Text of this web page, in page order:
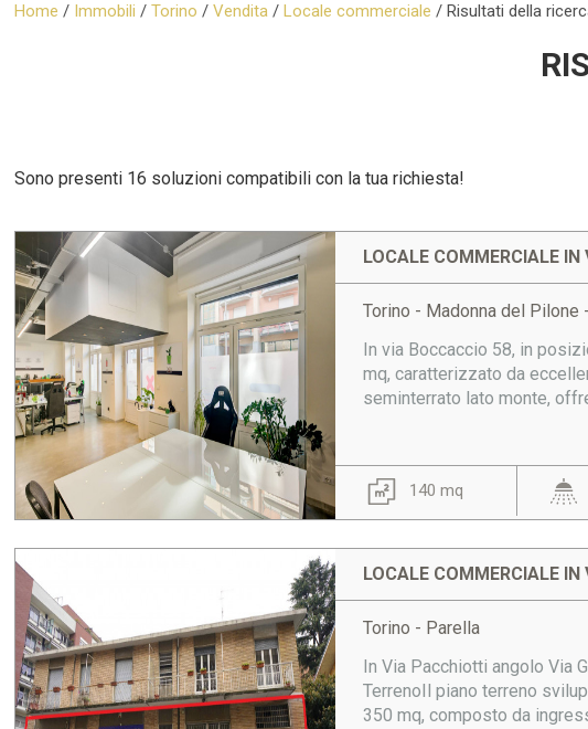
Home / Immobili /Torino /Vendita /Locale commerciale /Risultati della
Sono presenti 16 soluzioni compatibili con la tua richiesta!
LOCALE COMMERCIALE IN
Torino - Madonna del Pilone
In via Boccaccio 58, in
mq, caratterizzato da
seminterrato lato monte,
140 mq
LOCALE COMMERCIALE IN
Torino - Parella
In Via Pacchiotti angolo Via
TerrenoIl piano terreno
350 mq, composto da